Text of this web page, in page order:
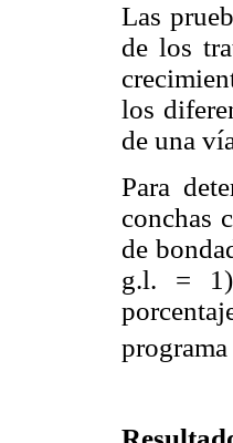
Las
de los
los
de una
Para
conchas
de
g.l. = 1)